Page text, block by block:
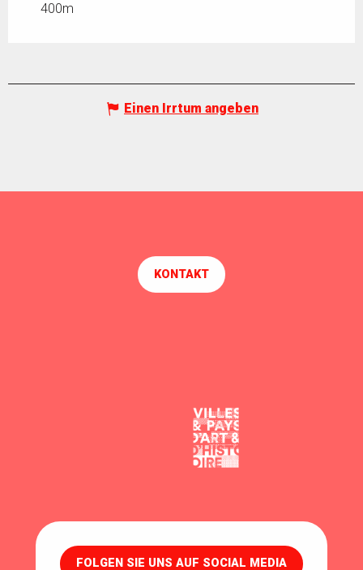
400m
Einen Irrtum angeben
KONTAKT
FOLGEN SIE UNS AUF SOCIAL MEDIA